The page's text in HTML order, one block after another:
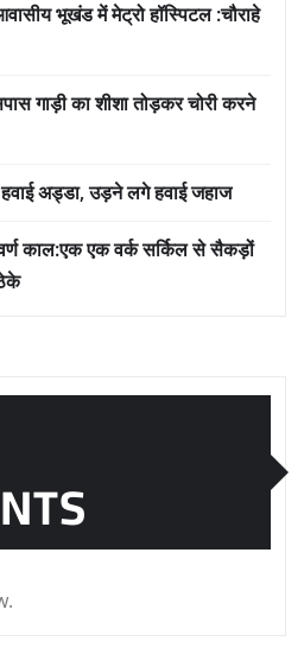
भूखंड में मेट्रो हॉस्पिटल :चौराहे
गाड़ी का शीशा तोड़कर चोरी करने
अड्डा, उड़ने लगे हवाई जहाज
काल:एक एक वर्क सर्किल से सैकड़ों